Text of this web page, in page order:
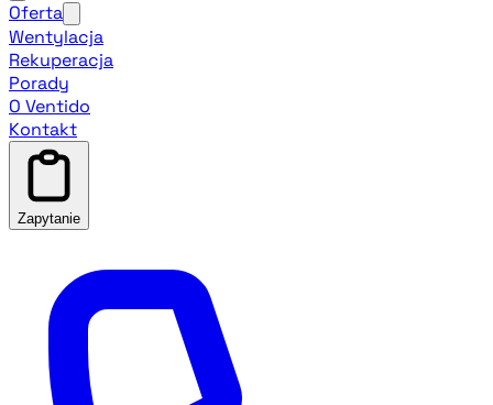
Oferta
Wentylacja
Rekuperacja
Porady
O Ventido
Kontakt
Zapytanie